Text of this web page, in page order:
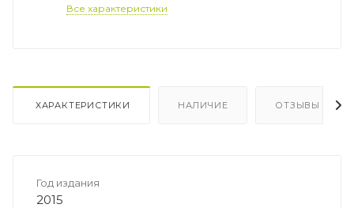
Все характеристики
ХАРАКТЕРИСТИКИ НАЛИЧИЕ ОТЗЫВЫ
Год издания
2015